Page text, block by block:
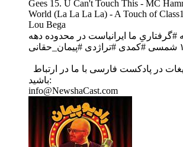
Gees 15. U Can't Touch This - MC
World (La La La La) - A Touch of
Lou Bega
#گرفتاری‌ِ ما ایرانیاست در محدوده دهه
باشید:
info@NewshaCast.com